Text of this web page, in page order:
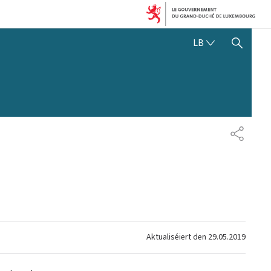
LB SHOW HIDE SEARCH
Aktualiséiert den 29.05.2019